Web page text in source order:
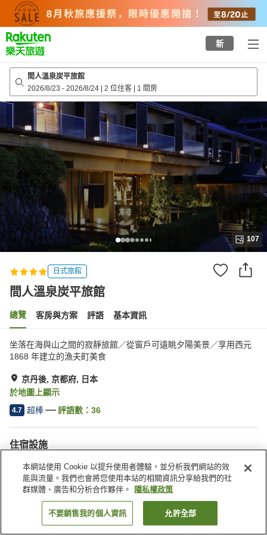
top
page
新
間人溫泉炭平旅館
2026/8/23 - 2026/8/24 | 2 位住客 | 1 間房
107
日式旅館
間人溫泉炭平旅館
總覽 客房與方案 評語 基本資訊
坐落在海與山之間的寂靜旅館／從窗戶可遠眺夕陽美景／享用西元
1868 年建立的漁夫町美食
京丹後, 京都府, 日本
於地圖上顯示
4.7 超棒 評語數： 36
住宿設施
無線網路
Spa／美容沙龍
私人餐廳
休息室
找客房
本網站使用 Cookie 以提升使用者體驗，並分析我們網站的效
能與流量。我們也會將您使用本站的相關資訊分享給我們的社
群媒體、廣告和分析合作夥伴。
隱私權政策
不要銷售我的個人資訊 允許全部